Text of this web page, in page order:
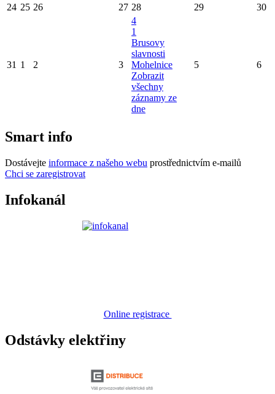
24 25 26 27 28 29 30
31 1 2 3
4
1
Brusovy
slavnosti
Mohelnice
Zobrazit
všechny
záznamy ze
dne
5 6
Smart info
Dostávejte informace z našeho webu prostřednictvím e-mailů
Chci se zaregistrovat
Infokanál
Online registrace
Odstávky elektřiny